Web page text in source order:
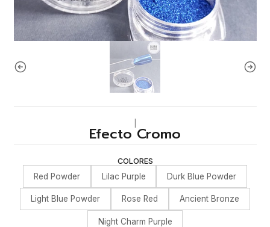
Efecto Cromo
COLORES
Red Powder Lilac Purple Durk Blue Powder
Light Blue Powder Rose Red Ancient Bronze
Night Charm Purple